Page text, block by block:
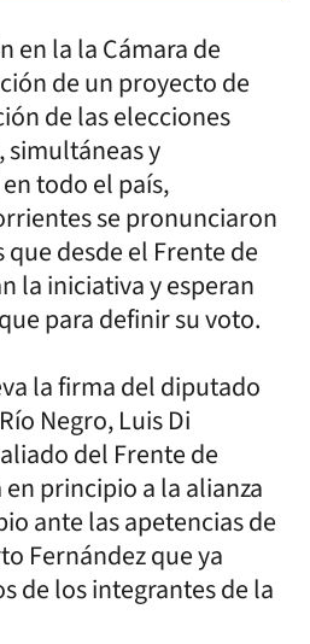
en la la Cámara de
de un proyecto de
de las elecciones
simultáneas y
todo el país,
se pronunciaron
desde el Frente de
la iniciativa y esperan
para definir su voto.
la firma del diputado
Negro, Luis Di
del Frente de
principio a la alianza
ante las apetencias de
Fernández que ya
de los integrantes de la